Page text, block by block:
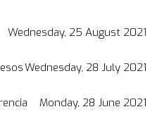
Wednesday, 25 August 2021
Wednesday, 28 July 2021
Monday, 28 June 2021